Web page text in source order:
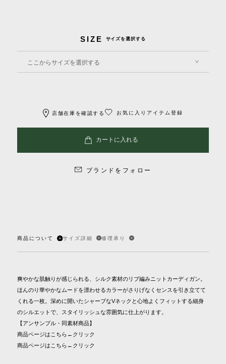
SIZE サイズを選択する
ここからサイズを選択する
店舗在庫を確認する お気に入りアイテム登録
ブランドをフォロー
商品について サイズ詳細 修理承り
爽やかな肌触りが感じられる、シルク素材のリブ編みニットカーディガン。
ほんのり華やかなムードを漂わせるカラーがさりげなくセンスを引き立てて
くれる一枚。深めに開いたシャーブなVネックと心地よくフィットする細身
のシルエットで、スタイリッシュな雰囲気に仕上がります。
【アンサンブル・同素材商品】
商品ページはこちら ←クリック
商品ページはこちら ←クリック